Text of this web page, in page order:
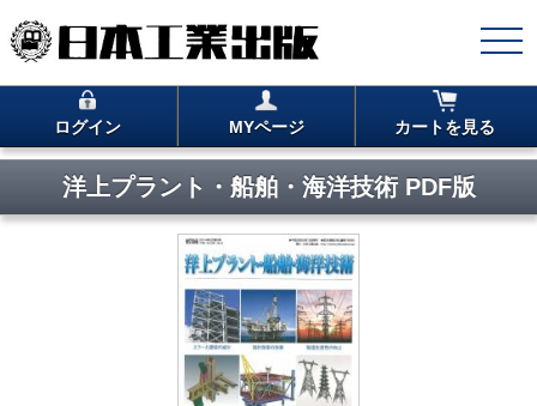
ログイン MYページ カートを見る
洋上プラント・船舶・海洋技術 PDF版